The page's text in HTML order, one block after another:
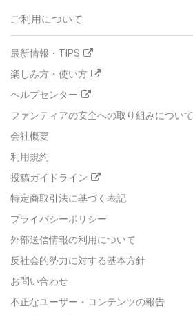
ご利用について
最新情報・TIPS
楽しみ方・使い方
ヘルプセンター
ファンティアの安全への取り組みについて
会社概要
利用規約
投稿ガイドライン
特定商取引法に基づく表記
プライバシーポリシー
外部送信情報の利用について
反社会的勢力に対する基本方針
お問い合わせ
不正なユーザー・コンテンツの報告